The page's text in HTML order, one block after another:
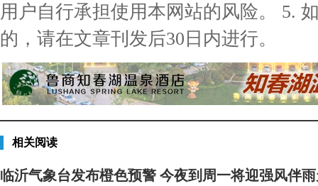
用户自行承担使用本网站的风险。 5.
的，请在文章刊发后30日内进行。
相关阅读
临沂气象台发布橙色预警 今夜到周一将迎强风伴